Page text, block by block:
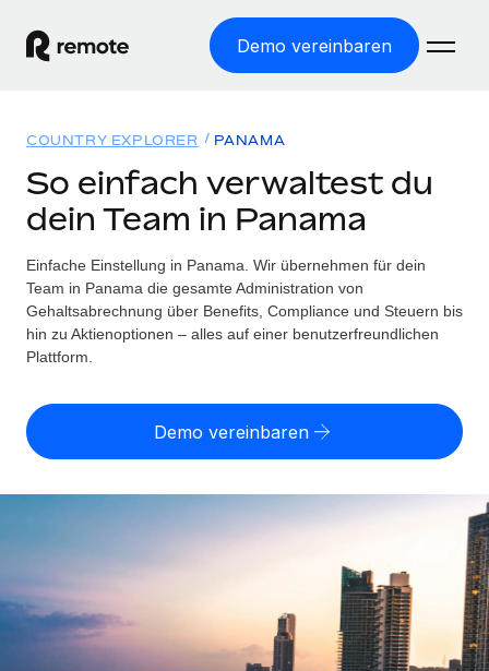
Demo vereinbaren
WELTWEITE BESCHÄFTIGUNG
Globale Payroll
Einfache, rechtssicher Payroll
Employer of Record
Weltweites Wachstum ohne Kosten für Niederlassungen
Contractor of Record
Rechtssichere, weltweite Arbeit mit Freelancer:innen
Globales Onboarding und Verwalten von
Lösungen
WELTWEITE ABDECKUNG
Country Explorer
Länderspezifische Unterstützung bei der Einstellung
Einfache Einstellung in allen US-Bundesstaaten
Agile HR- und Payroll-Lösungen für wachsende
Unternehmen
Ressourcen
TOOLS UND RECHNER
Scheinselbstständigkeitsrisiko berechnen
Personalkostenrechner
Informationen zu möglichen Währungen und
Abwicklungsfristen für globale Freelancer:innen
Preise
Français
Deutsch
Anmelden
COUNTRY EXPLORER PANAMA
So einfach verwaltest du
dein Team in Panama
Einfache Einstellung in Panama. Wir übernehmen für dein
Team in Panama die gesamte Administration von
Gehaltsabrechnung über Benefits, Compliance und Steuern bis
hin zu Aktienoptionen – alles auf einer benutzerfreundlichen
Plattform.
Demo vereinbaren